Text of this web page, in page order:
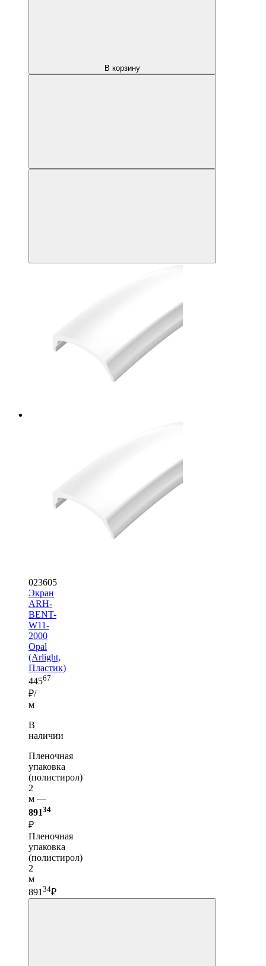
В корзину
023605
Экран
ARH-
BENT-
W11-
2000
Opal
(Arlight,
Пластик)
44567
₽/
м
В
наличии
Пленочная
упаковка
(полистирол)
2
м —
89134
₽
Пленочная
упаковка
(полистирол)
2
м
891 34₽